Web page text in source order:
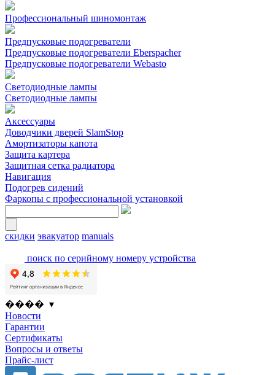
Профессиональный шиномонтаж
Предпусковые подогреватели
Предпусковые подогреватели Eberspacher
Предпусковые подогреватели Webasto
Светодиодные лампы
Светодиодные лампы
Аксессуары
Доводчики дверей SlamStop
Амортизаторы капота
Защита картера
Защитная сетка радиатора
Навигация
Подогрев сидений
Фаркопы с профессиональной установкой
скидки эвакуатор manuals
поиск по серийному номеру устройства
���� ▾
Новости
Гарантии
Сертификаты
Вопросы и ответы
Прайс-лист